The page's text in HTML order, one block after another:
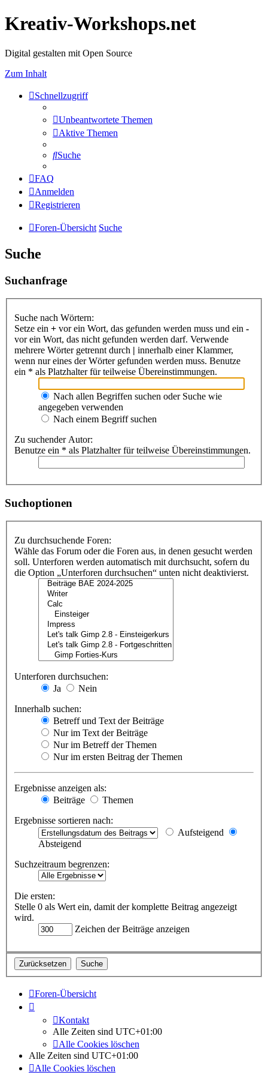
Kreativ-Workshops.net
Digital gestalten mit Open Source
Zum Inhalt
Schnellzugriff
Unbeantwortete Themen
Aktive Themen
Suche
FAQ
Anmelden
Registrieren
Foren-Übersicht Suche
Suche
Suchanfrage
Suche nach Wörtern:
Setze ein + vor ein Wort, das gefunden werden muss und ein -
vor ein Wort, das nicht gefunden werden darf. Verwende
mehrere Wörter getrennt durch | innerhalb einer Klammer,
wenn nur eines der Wörter gefunden werden muss. Benutze
ein * als Platzhalter für teilweise Übereinstimmungen.
Nach allen Begriffen suchen oder Suche wie
angegeben verwenden
Nach einem Begriff suchen
Zu suchender Autor:
Benutze ein * als Platzhalter für teilweise Übereinstimmungen.
Suchoptionen
Zu durchsuchende Foren:
Wähle das Forum oder die Foren aus, in denen gesucht werden
soll. Unterforen werden automatisch mit durchsucht, sofern du
die Option „Unterforen durchsuchen“ unten nicht deaktivierst.
Unterforen durchsuchen:
Ja
Nein
Innerhalb suchen:
Betreff und Text der Beiträge
Nur im Text der Beiträge
Nur im Betreff der Themen
Nur im ersten Beitrag der Themen
Ergebnisse anzeigen als:
Beiträge
Themen
Ergebnisse sortieren nach:
Aufsteigend
Absteigend
Suchzeitraum begrenzen:
Die ersten:
Stelle 0 als Wert ein, damit der komplette Beitrag angezeigt
wird.
Zeichen der Beiträge anzeigen
Foren-Übersicht
Kontakt
Alle Zeiten sind UTC+01:00
Alle Cookies löschen
Alle Zeiten sind UTC+01:00
Alle Cookies löschen